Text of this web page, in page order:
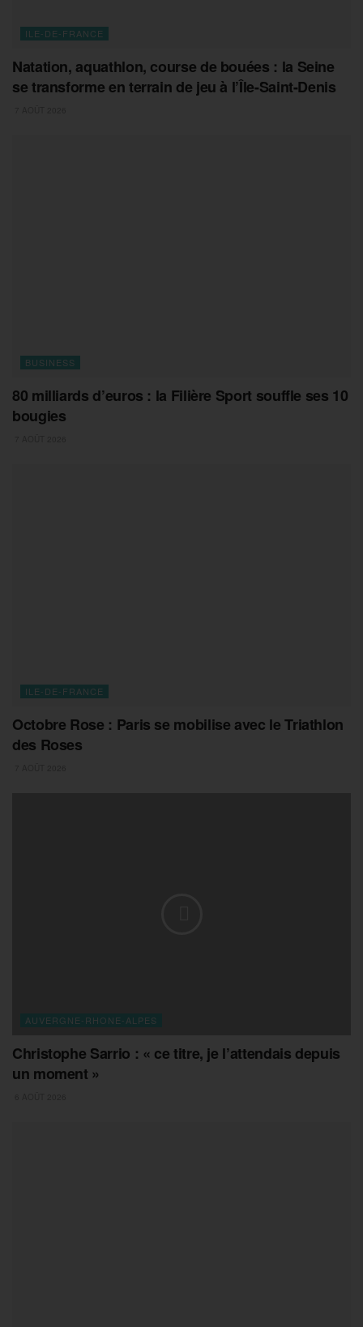
ILE-DE-FRANCE
Natation, aquathlon, course de bouées : la Seine
se transforme en terrain de jeu à l’Île-Saint-Denis
BUSINESS
80 milliards d’euros : la Filière Sport souffle ses 10
bougies
ILE-DE-FRANCE
Octobre Rose : Paris se mobilise avec le Triathlon
des Roses
AUVERGNE-RHONE-ALPES
Christophe Sarrio : « ce titre, je l’attendais depuis
un moment »